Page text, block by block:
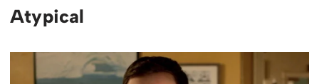
Atypical